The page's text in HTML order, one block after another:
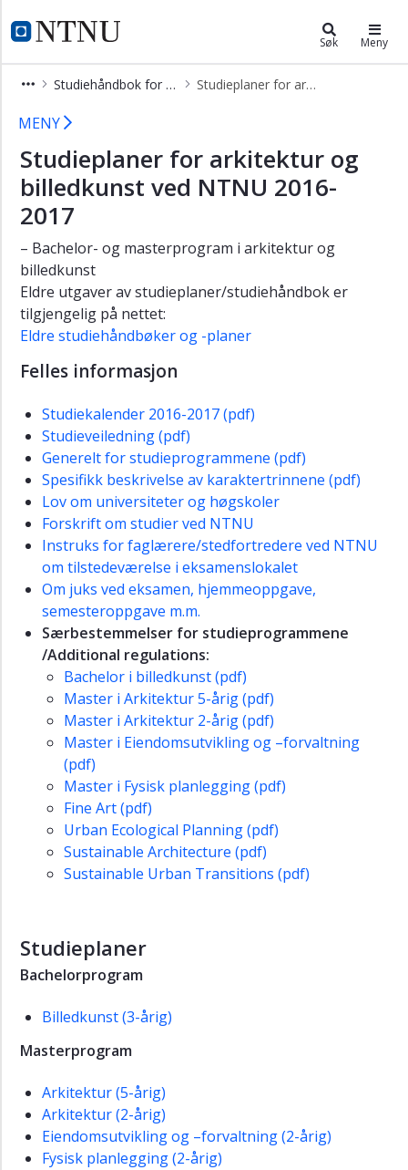
NTNU Hjemmeside
Studier Søk Meny
Studiehåndbok for arkitektur Studieplaner for arkitektur 2016-2017
Studieplaner for arkitektur 2016-
×
Søk
opptak
Emnesøk
Studiehåndbøker
og
studieplaner
Studieavgift
MENY
Studieplaner for arkitektur og
billedkunst ved NTNU 2016-
2017
– Bachelor- og masterprogram i arkitektur og
billedkunst
Eldre utgaver av studieplaner/studiehåndbok er
tilgjengelig på nettet:
Eldre studiehåndbøker og -planer
Felles informasjon
Studiekalender 2016-2017 (pdf)
Studieveiledning (pdf)
Generelt for studieprogrammene (pdf)
Spesifikk beskrivelse av karaktertrinnene (pdf)
Lov om universiteter og høgskoler
Forskrift om studier ved NTNU
Instruks for faglærere/stedfortredere ved NTNU
om tilstedeværelse i eksamenslokalet
Om juks ved eksamen, hjemmeoppgave,
semesteroppgave m.m.
Særbestemmelser for studieprogrammene
/Additional regulations:
Bachelor i billedkunst (pdf)
Master i Arkitektur 5-årig (pdf)
Master i Arkitektur 2-årig (pdf)
Master i Eiendomsutvikling og –forvaltning
(pdf)
Master i Fysisk planlegging (pdf)
Fine Art (pdf)
Urban Ecological Planning (pdf)
Sustainable Architecture (pdf)
Sustainable Urban Transitions (pdf)
Studieplaner
Bachelorprogram
Billedkunst (3-årig)
Masterprogram
Arkitektur (5-årig)
Arkitektur (2-årig)
Eiendomsutvikling og –forvaltning (2-årig)
Fysisk planlegging (2-årig)